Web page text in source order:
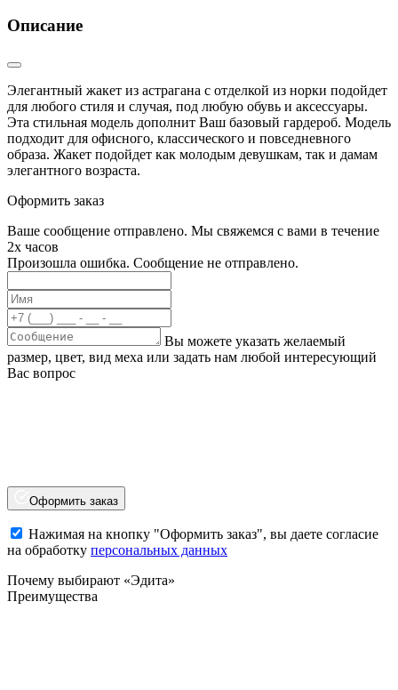
Описание
Элегантный жакет из астрагана с отделкой из норки подойдет
для любого стиля и случая, под любую обувь и аксессуары.
Эта стильная модель дополнит Ваш базовый гардероб. Модель
подходит для офисного, классического и повседневного
образа. Жакет подойдет как молодым девушкам, так и дамам
элегантного возраста.
Оформить заказ
Ваше сообщение отправлено. Мы свяжемся с вами в течение
2х часов
Произошла ошибка. Сообщение не отправлено.
Вы можете указать желаемый
размер, цвет, вид меха или задать нам любой интересующий
Вас вопрос
Оформить заказ
Нажимая на кнопку "Оформить заказ", вы даете согласие
на обработку персональных данных
Почему выбирают «Эдита»
Преимущества